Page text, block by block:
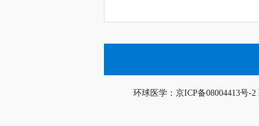
环球医学：京ICP备08004413号-